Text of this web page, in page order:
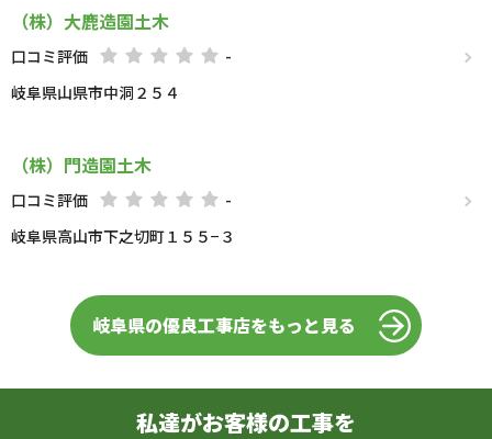
（株）大鹿造園土木
口コミ評価
-
岐阜県山県市中洞２５４
（株）門造園土木
口コミ評価
-
岐阜県高山市下之切町１５５−３
岐阜県の優良工事店をもっと見る
私達がお客様の工事を